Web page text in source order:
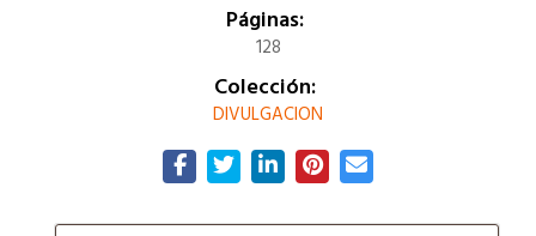
Páginas:
128
Colección:
DIVULGACION